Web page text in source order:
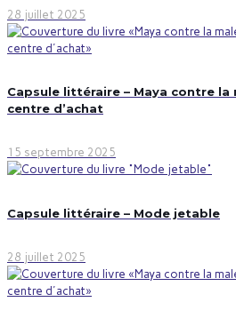
28 juillet 2025
Capsule littéraire – Maya contre
centre d’achat
15 septembre 2025
Capsule littéraire – Mode jetable
28 juillet 2025